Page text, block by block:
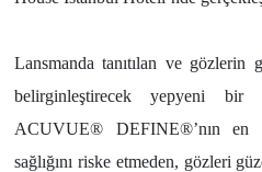
Lansmanda tanıtılan ve
belirginleştirecek yepyeni
ACUVUE® DEFINE®’nın en
sağlığını riske etmeden, gözleri